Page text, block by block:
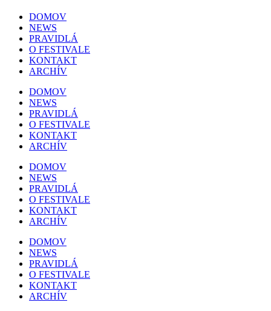
DOMOV
NEWS
PRAVIDLÁ
O FESTIVALE
KONTAKT
ARCHÍV
DOMOV
NEWS
PRAVIDLÁ
O FESTIVALE
KONTAKT
ARCHÍV
DOMOV
NEWS
PRAVIDLÁ
O FESTIVALE
KONTAKT
ARCHÍV
DOMOV
NEWS
PRAVIDLÁ
O FESTIVALE
KONTAKT
ARCHÍV